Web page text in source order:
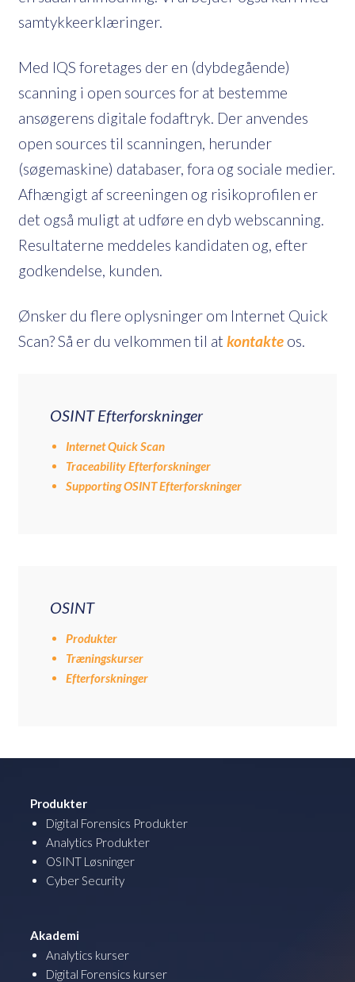
samtykkeerklæringer.
Med IQS foretages der en (dybdegående)
scanning i open sources for at bestemme
ansøgerens digitale fodaftryk. Der anvendes
open sources til scanningen, herunder
(søgemaskine) databaser, fora og sociale medier.
Afhængigt af screeningen og risikoprofilen er
det også muligt at udføre en dyb webscanning.
Resultaterne meddeles kandidaten og, efter
godkendelse, kunden.
Ønsker du flere oplysninger om Internet Quick
Scan? Så er du velkommen til at kontakte os.
OSINT Efterforskninger
Internet Quick Scan
Traceability Efterforskninger
Supporting OSINT Efterforskninger
OSINT
Produkter
Træningskurser
Efterforskninger
Produkter
Digital Forensics Produkter
Analytics Produkter
OSINT Løsninger
Cyber Security
Akademi
Analytics kurser
Digital Forensics kurser